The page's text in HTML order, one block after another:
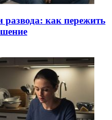
как пережить